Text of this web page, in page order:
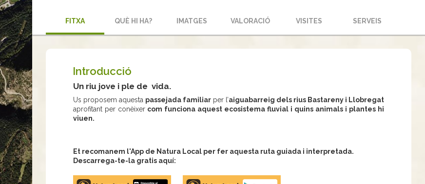
FITXA QUÈ HI HA? IMATGES VALORACIÓ VISITES SERVEIS
Introducció
Un riu jove i ple de vida.
Us proposem aquesta passejada familiarper l’aiguabarreig dels rius Bastareny i Llobregat
aprofitant per conèixer com funciona aquest ecosistema fluvial i quins animals i plantes hi
viuen.
Et recomanem l'App de Natura Local per fer aquesta ruta guiada i interpretada.
Descarrega-te-la gratis aquí:
Apple
Google